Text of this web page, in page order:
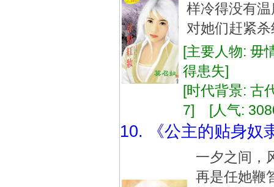
样冷得没有
对她们赶紧
[主要人物:
得患失]
[时代背景:
7] [人气:
10. 《公主的贴身奴
一夕之间，
再是任她鞭